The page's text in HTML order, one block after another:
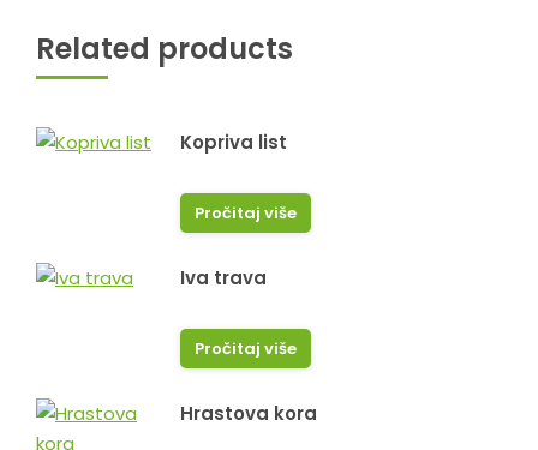
Related products
Kopriva list
Pročitaj više
Iva trava
Pročitaj više
Hrastova kora